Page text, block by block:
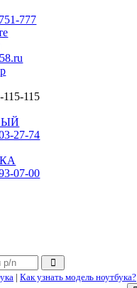
777
115
27-74
07-00
| Как узнать модель ноутбука?